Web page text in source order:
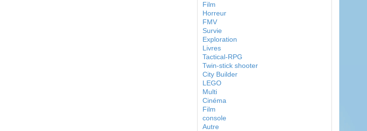
Film
Horreur
FMV
Survie
Exploration
Livres
Tactical-RPG
Twin-stick shooter
City Builder
LEGO
Multi
Cinéma
Film
console
Autre